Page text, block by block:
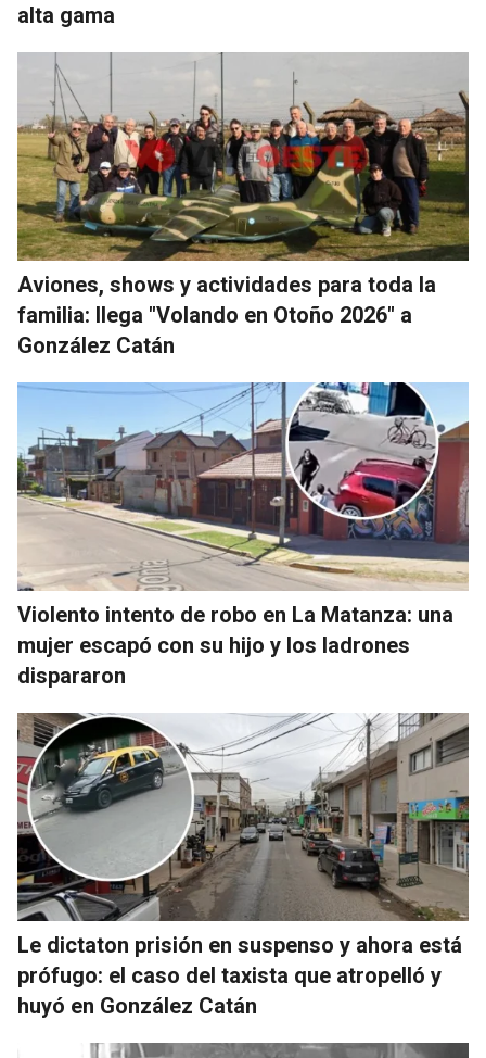
alta gama
Aviones, shows y actividades para toda la
familia: llega "Volando en Otoño 2026" a
González Catán
Violento intento de robo en La Matanza: una
mujer escapó con su hijo y los ladrones
dispararon
Le dictaton prisión en suspenso y ahora está
prófugo: el caso del taxista que atropelló y
huyó en González Catán